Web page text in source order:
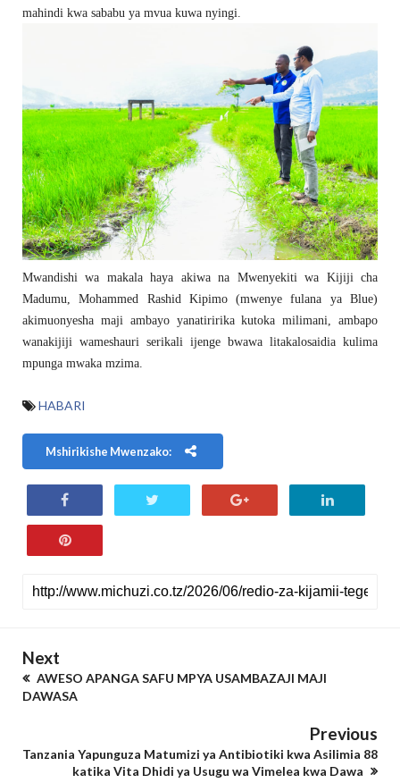
mahindi kwa sababu ya mvua kuwa nyingi.
Mwandishi wa makala haya akiwa na Mwenyekiti wa Kijiji cha
Madumu, Mohammed Rashid Kipimo (mwenye fulana ya Blue)
akimuonyesha maji ambayo yanatiririka kutoka milimani, ambapo
wanakijiji wameshauri serikali ijenge bwawa litakalosaidia kulima
mpunga mwaka mzima.
HABARI
Mshirikishe Mwenzako:
Next
AWESO APANGA SAFU MPYA USAMBAZAJI MAJI
DAWASA
Previous
Tanzania Yapunguza Matumizi ya Antibiotiki kwa Asilimia 88
katika Vita Dhidi ya Usugu wa Vimelea kwa Dawa